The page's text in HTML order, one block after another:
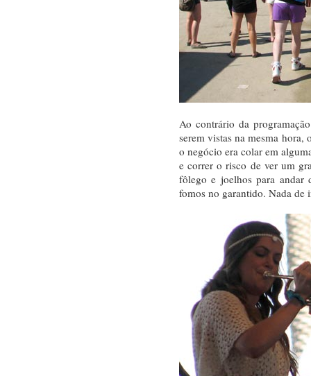
Ao contrário da
serem vistas na mesma hora,
o negócio era colar em
e correr o risco de ver um
fôlego e joelhos para
fomos no garantido. Nada